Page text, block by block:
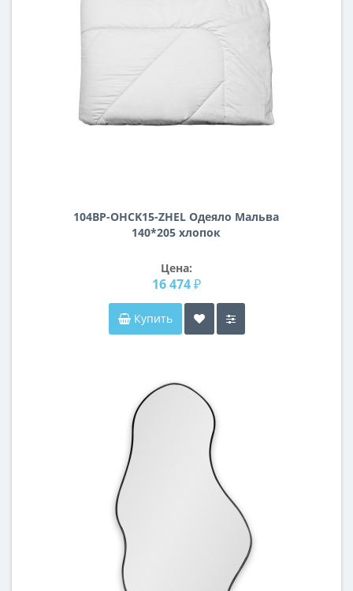
104BP-OHCK15-ZHEL Одеяло Мальва
140*205 хлопок
Цена:
16 474 ₽
Купить